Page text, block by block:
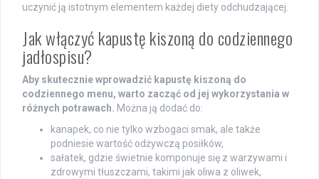
uczynić ją istotnym elementem każdej diety odchudzającej.
Jak włączyć kapustę kiszoną do codziennego
jadłospisu?
Aby skutecznie wprowadzić kapustę kiszoną do
codziennego menu, warto zacząć od jej wykorzystania w
różnych potrawach. Można ją dodać do:
kanapek, co nie tylko wzbogaci smak, ale także
podniesie wartość odżywczą posiłków,
sałatek, gdzie świetnie komponuje się z warzywami i
zdrowymi tłuszczami, takimi jak oliwa z oliwek,